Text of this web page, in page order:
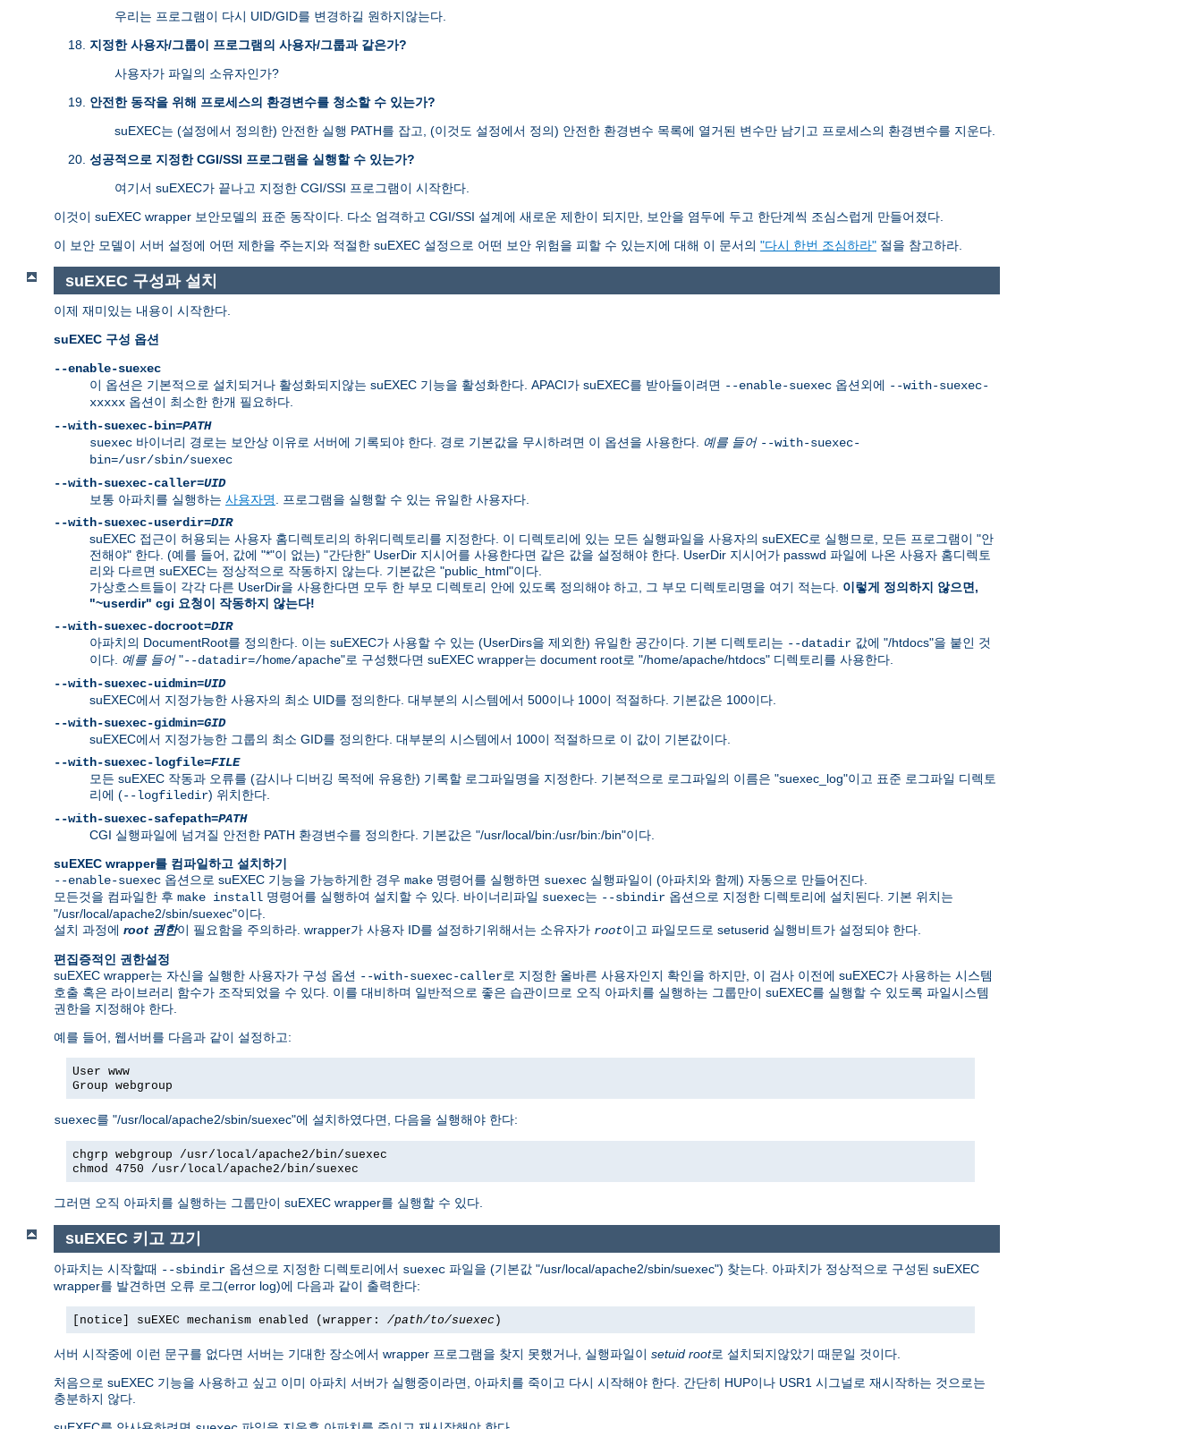
우리는 프로그램이 다시 UID/GID를 변경하길 원하지않는다.
지정한 사용자/그룹이 프로그램의 사용자/그룹과 같은가?
사용자가 파일의 소유자인가?
안전한 동작을 위해 프로세스의 환경변수를 청소할 수 있는가?
suEXEC는 (설정에서 정의한) 안전한 실행 PATH를 잡고, (이것도 설정에서 정의) 안전한 환경변수 목록에 열거된 변수만 남기고 프로세스의 환경변수를 지운다.
성공적으로 지정한 CGI/SSI 프로그램을 실행할 수 있는가?
여기서 suEXEC가 끝나고 지정한 CGI/SSI 프로그램이 시작한다.
이것이 suEXEC wrapper 보안모델의 표준 동작이다. 다소 엄격하고 CGI/SSI 설계에 새로운 제한이 되지만, 보안을 염두에 두고 한단계씩 조심스럽게 만들어졌다.
이 보안 모델이 서버 설정에 어떤 제한을 주는지와 적절한 suEXEC 설정으로 어떤 보안 위험을 피할 수 있는지에 대해 이 문서의 "다시 한번 조심하라" 절을 참고하라.
suEXEC 구성과 설치
이제 재미있는 내용이 시작한다.
suEXEC 구성 옵션
--enable-suexec
이 옵션은 기본적으로 설치되거나 활성화되지않는 suEXEC 기능을 활성화한다. APACI가 suEXEC를 받아들이려면 --enable-suexec 옵션외에 --with-suexec-
xxxxx 옵션이 최소한 한개 필요하다.
--with-suexec-bin=PATH
suexec 바이너리 경로는 보안상 이유로 서버에 기록되야 한다. 경로 기본값을 무시하려면 이 옵션을 사용한다. 예를 들어 --with-suexec-
bin=/usr/sbin/suexec
--with-suexec-caller=UID
보통 아파치를 실행하는 사용자명. 프로그램을 실행할 수 있는 유일한 사용자다.
--with-suexec-userdir=DIR
suEXEC 접근이 허용되는 사용자 홈디렉토리의 하위디렉토리를 지정한다. 이 디렉토리에 있는 모든 실행파일을 사용자의 suEXEC로 실행므로, 모든 프로그램이 "안
전해야" 한다. (예를 들어, 값에 "*"이 없는) "간단한" UserDir 지시어를 사용한다면 같은 값을 설정해야 한다. UserDir 지시어가 passwd 파일에 나온 사용자 홈디렉토
리와 다르면 suEXEC는 정상적으로 작동하지 않는다. 기본값은 "public_html"이다.
가상호스트들이 각각 다른 UserDir을 사용한다면 모두 한 부모 디렉토리 안에 있도록 정의해야 하고, 그 부모 디렉토리명을 여기 적는다. 이렇게 정의하지 않으면,
"~userdir" cgi 요청이 작동하지 않는다!
--with-suexec-docroot=DIR
아파치의 DocumentRoot를 정의한다. 이는 suEXEC가 사용할 수 있는 (UserDirs을 제외한) 유일한 공간이다. 기본 디렉토리는 --datadir 값에 "/htdocs"을 붙인 것
이다. 예를 들어"--datadir=/home/apache"로 구성했다면 suEXEC wrapper는 document root로 "/home/apache/htdocs" 디렉토리를 사용한다.
--with-suexec-uidmin=UID
suEXEC에서 지정가능한 사용자의 최소 UID를 정의한다. 대부분의 시스템에서 500이나 100이 적절하다. 기본값은 100이다.
--with-suexec-gidmin=GID
suEXEC에서 지정가능한 그룹의 최소 GID를 정의한다. 대부분의 시스템에서 100이 적절하므로 이 값이 기본값이다.
--with-suexec-logfile=FILE
모든 suEXEC 작동과 오류를 (감시나 디버깅 목적에 유용한) 기록할 로그파일명을 지정한다. 기본적으로 로그파일의 이름은 "suexec_log"이고 표준 로그파일 디렉토
리에 (--logfiledir) 위치한다.
--with-suexec-safepath=PATH
CGI 실행파일에 넘겨질 안전한 PATH 환경변수를 정의한다. 기본값은 "/usr/local/bin:/usr/bin:/bin"이다.
suEXEC wrapper를 컴파일하고 설치하기
--enable-suexec 옵션으로 suEXEC 기능을 가능하게한 경우 make 명령어를 실행하면 suexec 실행파일이 (아파치와 함께) 자동으로 만들어진다.
모든것을 컴파일한 후 make install 명령어를 실행하여 설치할 수 있다. 바이너리파일 suexec는 --sbindir 옵션으로 지정한 디렉토리에 설치된다. 기본 위치는
"/usr/local/apache2/sbin/suexec"이다.
설치 과정에 root 권한이 필요함을 주의하라. wrapper가 사용자 ID를 설정하기위해서는 소유자가 root이고 파일모드로 setuserid 실행비트가 설정되야 한다.
편집증적인 권한설정
suEXEC wrapper는 자신을 실행한 사용자가 구성 옵션 --with-suexec-caller로 지정한 올바른 사용자인지 확인을 하지만, 이 검사 이전에 suEXEC가 사용하는 시스템
호출 혹은 라이브러리 함수가 조작되었을 수 있다. 이를 대비하며 일반적으로 좋은 습관이므로 오직 아파치를 실행하는 그룹만이 suEXEC를 실행할 수 있도록 파일시스템
권한을 지정해야 한다.
예를 들어, 웹서버를 다음과 같이 설정하고:
User www
Group webgroup
suexec를 "/usr/local/apache2/sbin/suexec"에 설치하였다면, 다음을 실행해야 한다:
chgrp webgroup /usr/local/apache2/bin/suexec
chmod 4750 /usr/local/apache2/bin/suexec
그러면 오직 아파치를 실행하는 그룹만이 suEXEC wrapper를 실행할 수 있다.
suEXEC 키고 끄기
아파치는 시작할때 --sbindir 옵션으로 지정한 디렉토리에서 suexec 파일을 (기본값 "/usr/local/apache2/sbin/suexec") 찾는다. 아파치가 정상적으로 구성된 suEXEC
wrapper를 발견하면 오류 로그(error log)에 다음과 같이 출력한다:
[notice] suEXEC mechanism enabled (wrapper: /path/to/suexec )
서버 시작중에 이런 문구를 없다면 서버는 기대한 장소에서 wrapper 프로그램을 찾지 못했거나, 실행파일이 setuid root로 설치되지않았기 때문일 것이다.
처음으로 suEXEC 기능을 사용하고 싶고 이미 아파치 서버가 실행중이라면, 아파치를 죽이고 다시 시작해야 한다. 간단히 HUP이나 USR1 시그널로 재시작하는 것으로는
충분하지 않다.